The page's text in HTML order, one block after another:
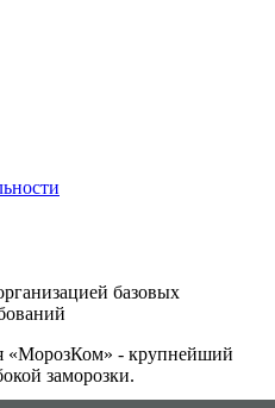
базовых
«МорозКом» - крупнейший
заморозки.